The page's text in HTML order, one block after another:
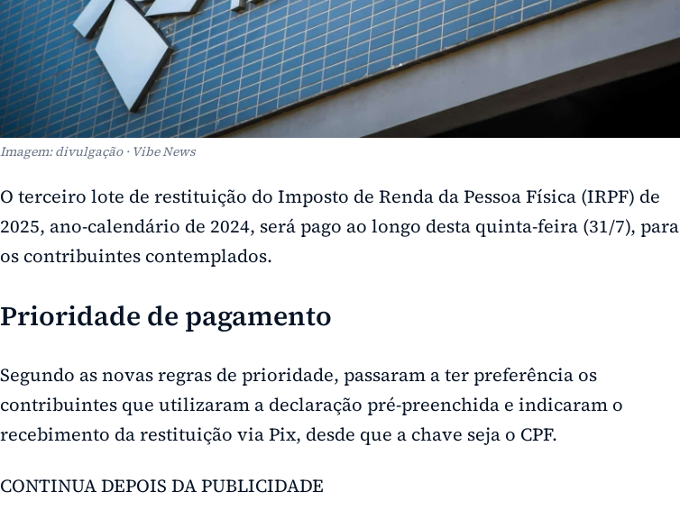
Imagem: divulgação · Vibe News
O terceiro lote de restituição do Imposto de Renda da Pessoa Física (IRPF) de
2025, ano-calendário de 2024, será pago ao longo desta quinta-feira (31/7), para
os contribuintes contemplados.
Prioridade de pagamento
Segundo as novas regras de prioridade, passaram a ter preferência os
contribuintes que utilizaram a declaração pré-preenchida e indicaram o
recebimento da restituição via Pix, desde que a chave seja o CPF.
CONTINUA DEPOIS DA PUBLICIDADE